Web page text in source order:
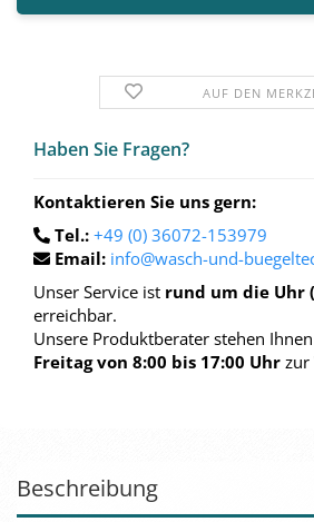
AUF DEN
Haben Sie Fra­gen?
Kontaktieren Sie uns gern:
Tel.: +49 (0) 36072-153979
Email: info@wasch-und-
Unser Service ist rund um die Uhr
erreichbar.
Unsere Produktberater stehen Ihnen
Freitag von 8:00 bis 17:00 Uhr zur
Beschreibung